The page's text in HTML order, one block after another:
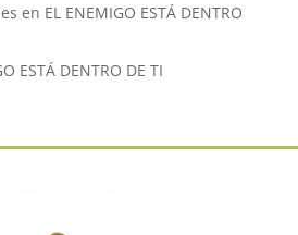
en EL ENEMIGO ESTÁ DENTRO
ESTÁ DENTRO DE TI